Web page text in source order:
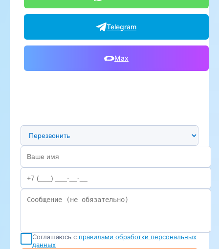
Telegram
Max
Предпочтительный способ связи
Соглашаюсь с правилами обработки персональных
данных